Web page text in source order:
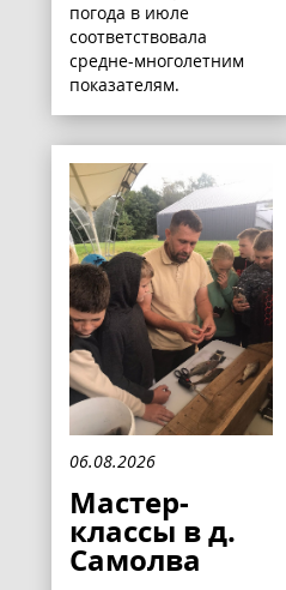
погода в июле
соответствовала
средне-многолетним
показателям.
06.08.2026
Мастер-
классы в д.
Самолва